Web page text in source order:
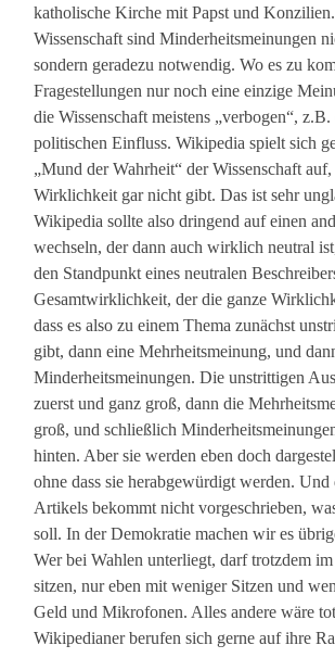
katholische Kirche mit Papst und
Wissenschaft sind Minderheitsmeinungen
sondern geradezu notwendig. Wo es zu
Fragestellungen nur noch eine einzige
die Wissenschaft meistens „verbogen“,
politischen Einfluss. Wikipedia spielt sich
„Mund der Wahrheit“ der Wissenschaft
Wirklichkeit gar nicht gibt. Das ist sehr
Wikipedia sollte also dringend auf einen
wechseln, der dann auch wirklich neutral
den Standpunkt eines neutralen
Gesamtwirklichkeit, der die ganze
dass es also zu einem Thema zunächst
gibt, dann eine Mehrheitsmeinung, und
Minderheitsmeinungen. Die unstrittigen
zuerst und ganz groß, dann die
groß, und schließlich
hinten. Aber sie werden eben doch
ohne dass sie herabgewürdigt werden. Und
Artikels bekommt nicht vorgeschrieben,
soll. In der Demokratie machen wir es
Wer bei Wahlen unterliegt, darf trotzdem
sitzen, nur eben mit weniger Sitzen und
Geld und Mikrofonen. Alles andere wäre
Wikipedianer berufen sich gerne auf ihre